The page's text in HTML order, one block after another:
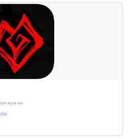
мужчины после внезапной смерти его любимой жены.